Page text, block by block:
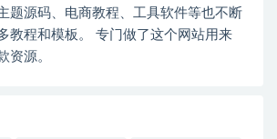
题源码、电商教程、工具软件等也不断
教程和模板。 专门做了这个网站用来
资源。